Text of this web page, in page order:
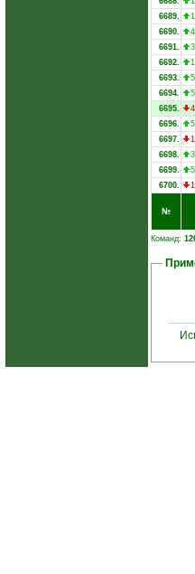
6689.
6690.
6691.
6692.
6693.
6694.
6695.
6696.
6697.
6698.
6699.
6700.
№
Команд: